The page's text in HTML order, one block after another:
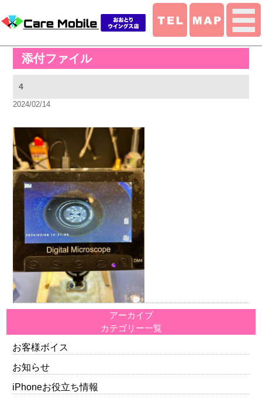
添付ファイル
4
2024/02/14
アーカイブ
カテゴリー一覧
お客様ボイス
お知らせ
iPhoneお役立ち情報